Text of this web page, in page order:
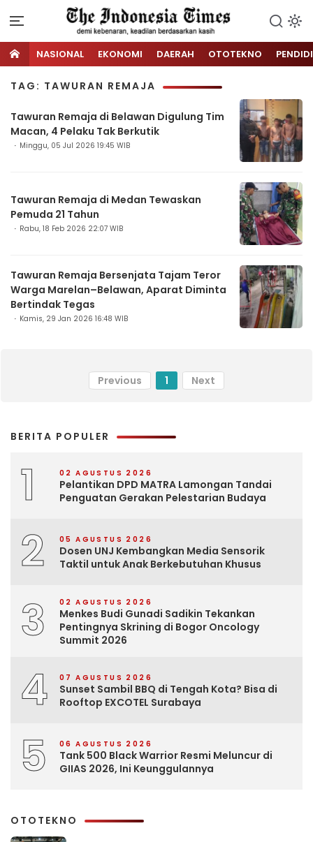
NASIONAL EKONOMI DAERAH OTOTEKNO
TAG: TAWURAN REMAJA
Tawuran Remaja di Belawan Digulung Tim
Macan, 4 Pelaku Tak Berkutik
Minggu, 05 Jul 2026 19:45 WIB
Tawuran Remaja di Medan Tewaskan
Pemuda 21 Tahun
Rabu, 18 Feb 2026 22:07 WIB
Tawuran Remaja Bersenjata Tajam Teror
Warga Marelan–Belawan, Aparat Diminta
Bertindak Tegas
Kamis, 29 Jan 2026 16:48 WIB
Previous 1 Next
BERITA POPULER
1 02 AGUSTUS 2026
Pelantikan DPD MATRA Lamongan Tandai
Penguatan Gerakan Pelestarian Budaya
2 05 AGUSTUS 2026
Dosen UNJ Kembangkan Media Sensorik
Taktil untuk Anak Berkebutuhan Khusus
3 02 AGUSTUS 2026
Menkes Budi Gunadi Sadikin Tekankan
Pentingnya Skrining di Bogor Oncology
Summit 2026
4 07 AGUSTUS 2026
Sunset Sambil BBQ di Tengah Kota? Bisa di
Rooftop EXCOTEL Surabaya
5 06 AGUSTUS 2026
Tank 500 Black Warrior Resmi Meluncur di
GIIAS 2026, Ini Keunggulannya
OTOTEKNO